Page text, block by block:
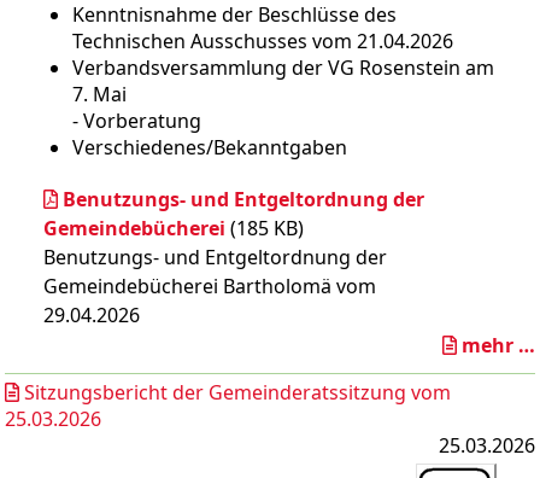
Kenntnisnahme der Beschlüsse des
Technischen Ausschusses vom 21.04.2026
Verbandsversammlung der VG Rosenstein am
7. Mai
- Vorberatung
Verschiedenes/Bekanntgaben
Benutzungs- und Entgeltordnung der
Gemeindebücherei (185 KB)
Benutzungs- und Entgeltordnung der
Gemeindebücherei Bartholomä vom
29.04.2026
mehr …
Sitzungsbericht der Gemeinderatssitzung vom
25.03.2026
25.03.2026